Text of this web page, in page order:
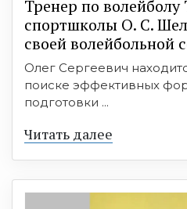
Тренер по волейболу
спортшколы О. С.
своей волейбольной
Олег Сергеевич
поиске эффективных
подготовки ...
Читать далее